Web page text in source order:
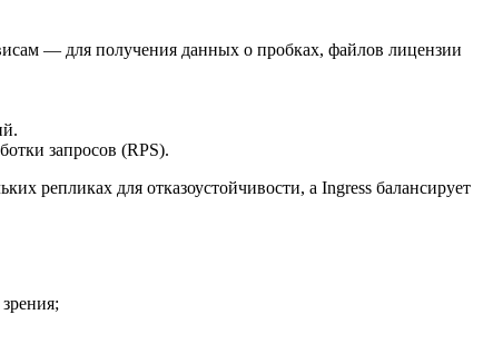
— для получения данных о пробках, файлов лицензии
запросов (RPS).
репликах для отказоустойчивости, а Ingress балансирует